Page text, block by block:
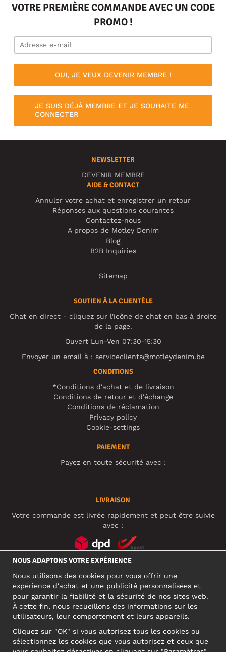
VOTRE PREMIÈRE COMMANDE AVEC UN CODE
PROMO !
OUI, JE VEUX DEVENIR MEMBRE !
JE SUIS DÉJÀ MEMBRE ET JE SOUHAITE ME
CONNECTER
NEWSLETTER
DEVENIR MEMBRE
AIDE & CONTACT
Annuler votre achat et enregistrer un retour
Réponses aux questions courantes
Contactez-nous
A propos de Motley Denim
Blog
B2B Inquiries
Sitemap
SOUTIEN À LA CLIENTÈLE
Chat en direct - cliquez sur l'icône de chat en bas à droite
de la page.
Ouvert Lun-Ven 07:30-15:30
Envoyer un email à : serviceclients@motleydenim.be
CONDITIONS
*Conditions d'achat et de livraison
Conditions de retour et d'échange
Conditions de réclamation
Privacy policy
Cookie-settings
PAIEMENT
Payez en toute sécurité avec :
LIVRAISON
Votre commande est livrée rapidement et peut être suivie
avec :
ADRESSE PROFESSIONNELLE
Narva mnt 5, EE-10117 Tallinn
Reg: 12356245
NOUS ADAPTONS VOTRE EXPÉRIENCE
Nous utilisons des cookies pour vous offrir une
expérience d'achat et une publicité personnalisées et
pour garantir la fiabilité et la sécurité de nos sites web.
À cette fin, nous recueillons des informations sur les
utilisateurs, leur comportement et leurs appareils.
Cliquez sur "OK" si vous autorisez tous les cookies ou
sélectionnez les cookies que vous autorisez et ceux que